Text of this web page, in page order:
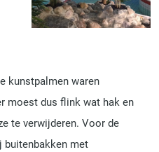
kunstpalmen waren
moest dus flink wat hak en
te verwijderen. Voor de
buitenbakken met